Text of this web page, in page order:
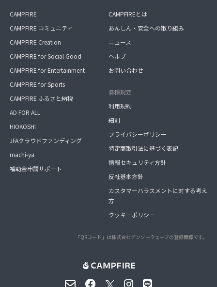
CAMPFIRE
CAMPFIRE コミュニティ
CAMPFIRE Creation
CAMPFIRE for Social Good
CAMPFIRE for Entertainment
CAMPFIRE for Sports
CAMPFIRE ふるさと納税
AD FOR ALL
HIOKOSHI
JFAクラウドファンディング
machi-ya
補助金申請サポート
CAMPFIREとは
あんしん・安全への取り組み
ニュース
ヘルプ
お問い合わせ
各種規定
利用規約
細則
プライバシーポリシー
特定商取引法に基づく表記
情報セキュリティ方針
反社基本方針
カスタマーハラスメントに対する考え
方
クッキーポリシー
「QRコード」は株式会社デンソーウェーブの登録商標です。